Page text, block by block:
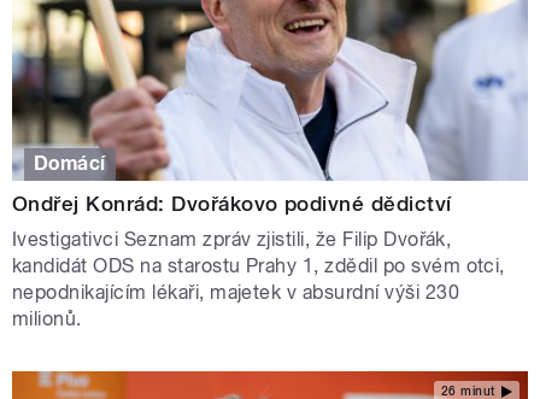
Domácí
Ondřej Konrád: Dvořákovo podivné dědictví
Ivestigativci Seznam zpráv zjistili, že Filip Dvořák,
kandidát ODS na starostu Prahy 1, zdědil po svém otci,
nepodnikajícím lékaři, majetek v absurdní výši 230
milionů.
26 minut